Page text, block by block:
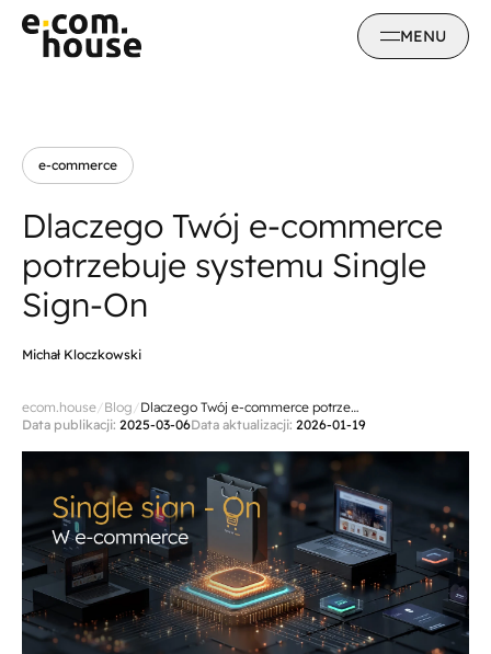
MENU
e-commerce
Dlaczego Twój e-commerce
potrzebuje systemu Single
Sign-On
Michał Kloczkowski
ecom.house/Blog /
Dlaczego Twój e-commerce potrzebuje systemu Single Sign-On
Data publikacji: 2025-03-06Data aktualizacji: 2026-01-19